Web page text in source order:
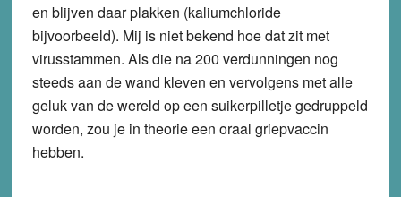
en blijven daar plakken (kaliumchloride
bijvoorbeeld). Mij is niet bekend hoe dat zit met
virusstammen. Als die na 200 verdunningen nog
steeds aan de wand kleven en vervolgens met alle
geluk van de wereld op een suikerpilletje gedruppeld
worden, zou je in theorie een oraal griepvaccin
hebben.